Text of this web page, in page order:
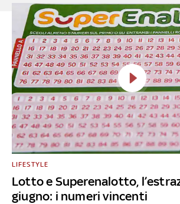
Lotto e Superenalotto,
giugno: i numeri vincenti
LIFESTYLE